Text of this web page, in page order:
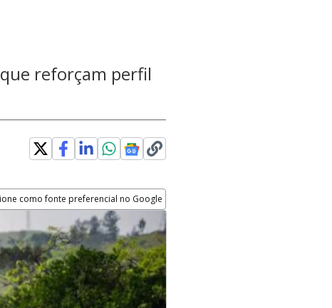
reforçam perfil
como fonte preferencial no Google
in new window